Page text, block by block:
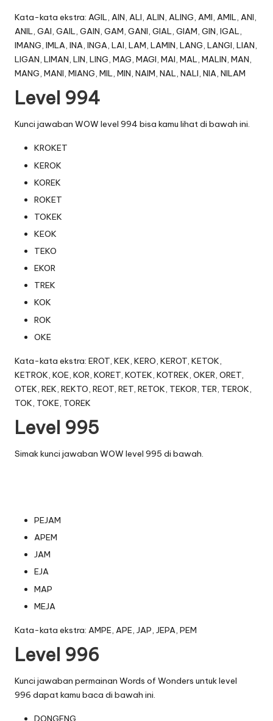
Kata-kata ekstra: AGIL, AIN, ALI, ALIN, ALING, AMI, AMIL, ANI,
ANIL, GAI, GAIL, GAIN, GAM, GANI, GIAL, GIAM, GIN, IGAL,
IMANG, IMLA, INA, INGA, LAI, LAM, LAMIN, LANG, LANGI, LIAN,
LIGAN, LIMAN, LIN, LING, MAG, MAGI, MAI, MAL, MALIN, MAN,
MANG, MANI, MIANG, MIL, MIN, NAIM, NAL, NALI, NIA, NILAM
Level 994
Kunci jawaban WOW level 994 bisa kamu lihat di bawah ini.
KROKET
KEROK
KOREK
ROKET
TOKEK
KEOK
TEKO
EKOR
TREK
KOK
ROK
OKE
Kata-kata ekstra: EROT, KEK, KERO, KEROT, KETOK,
KETROK, KOE, KOR, KORET, KOTEK, KOTREK, OKER, ORET,
OTEK, REK, REKTO, REOT, RET, RETOK, TEKOR, TER, TEROK,
TOK, TOKE, TOREK
Level 995
Simak kunci jawaban WOW level 995 di bawah.
PEJAM
APEM
JAM
EJA
MAP
MEJA
Kata-kata ekstra: AMPE, APE, JAP, JEPA, PEM
Level 996
Kunci jawaban permainan Words of Wonders untuk level
996 dapat kamu baca di bawah ini.
DONGENG